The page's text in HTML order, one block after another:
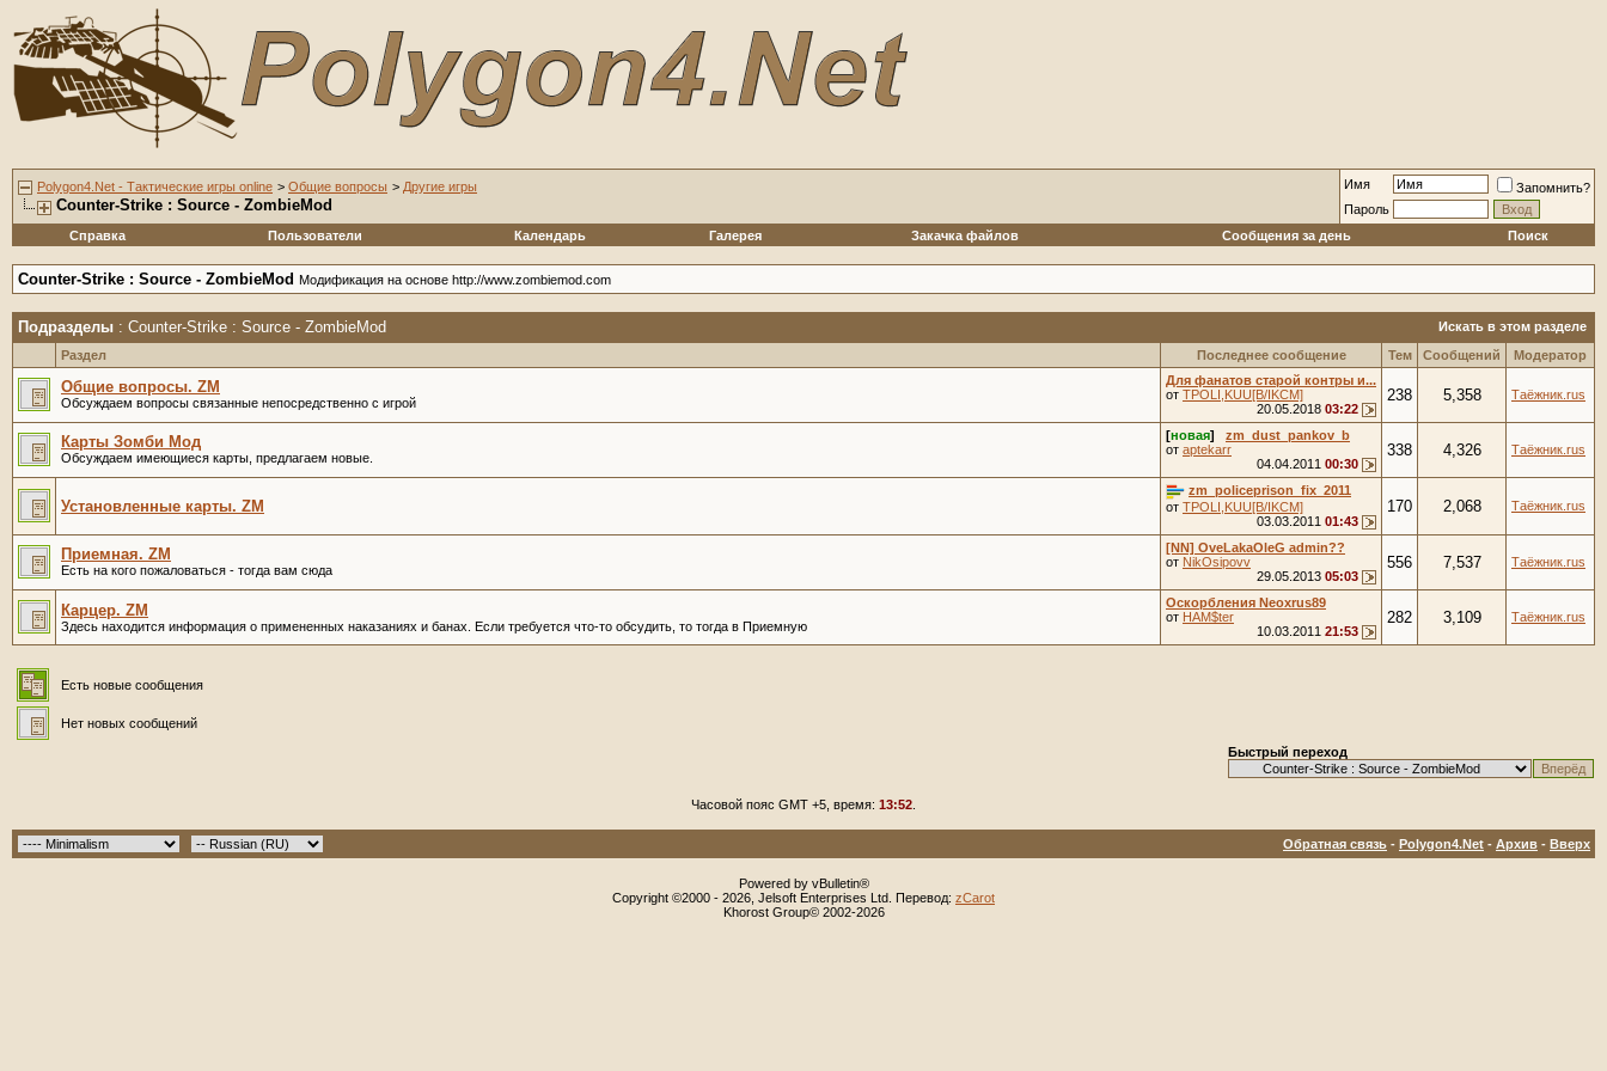
Polygon4.Net - Тактические игры online > Общие вопросы > Другие игры
Counter-Strike : Source - ZombieMod
Имя
Запомнить?
Пароль
Справка
Пользователи Календарь Галерея Закачка файлов Сообщения за день Поиск
Counter-Strike : Source - ZombieMod Модификация на основе http://www.zombiemod.com
Подразделы : Counter-Strike : Source - ZombieMod
Искать в этом разделе
Раздел
Последнее сообщение Тем Сообщений Модератор
Общие вопросы. ZM
Обсуждаем вопросы связанные непосредственно с игрой
Для фанатов старой контры и...
от TPOLI,KUU[B/IKCM]
20.05.2018 03:22
238 5,358 Таёжник.rus
Карты Зомби Мод
Обсуждаем имеющиеся карты, предлагаем новые.
[новая]
zm_dust_pankov_b
от aptekarr
04.04.2011 00:30
338 4,326 Таёжник.rus
Установленные карты. ZM
zm_policeprison_fix_2011
от TPOLI,KUU[B/IKCM]
03.03.2011 01:43
170 2,068 Таёжник.rus
Приемная. ZM
Есть на кого пожаловаться - тогда вам сюда
[NN] OveLakaOleG admin??
от NikOsipovv
29.05.2013 05:03
556 7,537 Таёжник.rus
Карцер. ZM
Здесь находится информация о примененных наказаниях и банах. Если требуется что-то обсудить, то тогда в Приемную
Оскорбления Neoxrus89
от HAM$ter
10.03.2011 21:53
282 3,109 Таёжник.rus
Есть новые сообщения
Нет новых сообщений
Быстрый переход
Часовой пояс GMT +5, время: 13:52
Обратная связь - Polygon4.Net - Архив - Вверх
Powered by vBulletin®
Copyright ©2000 - 2026, Jelsoft Enterprises Ltd. Перевод: zCarot
Khorost Group© 2002-2026